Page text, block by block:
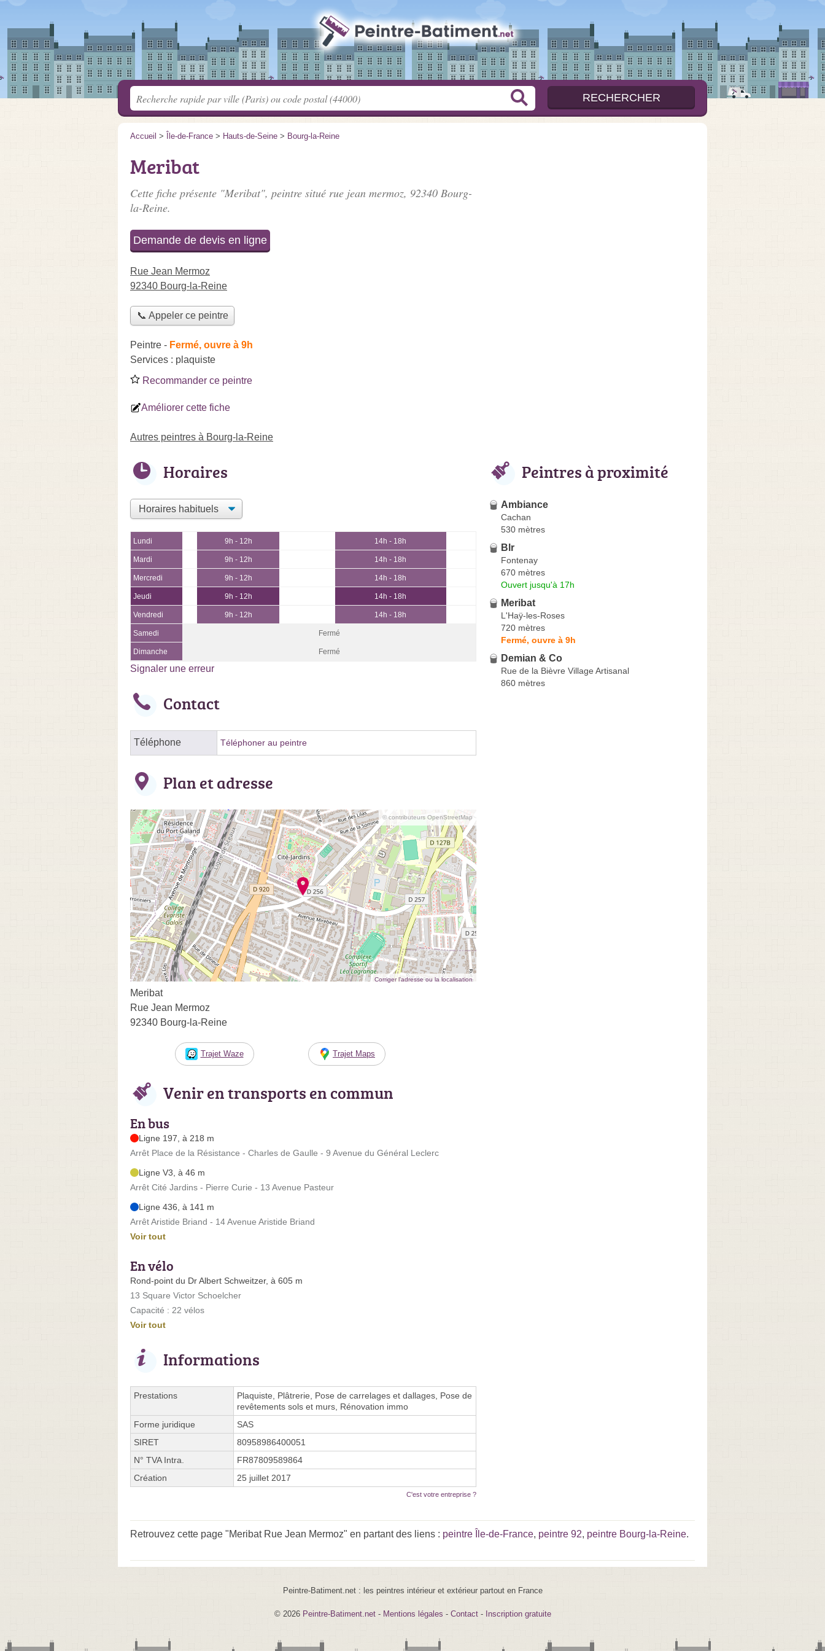
Accueil > Île-de-France > Hauts-de-Seine > Bourg-la-Reine
Meribat
Cette fiche présente "Meribat", peintre situé rue jean mermoz, 92340 Bourg-
la-Reine.
Demande de devis en ligne
Rue Jean Mermoz
92340 Bourg-la-Reine
📞 Appeler ce peintre
Peintre - Fermé, ouvre à 9h
Services : plaquiste
Recommander ce peintre
Améliorer cette fiche
Autres peintres à Bourg-la-Reine
Horaires
Lundi 9h - 12h 14h - 18h
Mardi 9h - 12h 14h - 18h
Mercredi 9h - 12h 14h - 18h
Jeudi 9h - 12h 14h - 18h
Vendredi 9h - 12h 14h - 18h
Samedi Fermé
Dimanche Fermé
Signaler une erreur
Contact
Téléphone Téléphoner au peintre
Plan et adresse
© contributeurs OpenStreetMap
Corriger l’adresse ou la localisation
Meribat
Rue Jean Mermoz
92340 Bourg-la-Reine
Trajet Waze Trajet Maps
Venir en transports en commun
En bus
Ligne 197, à 218 m
Arrêt Place de la Résistance - Charles de Gaulle - 9 Avenue du Général Leclerc
Ligne V3, à 46 m
Arrêt Cité Jardins - Pierre Curie - 13 Avenue Pasteur
Ligne 436, à 141 m
Arrêt Aristide Briand - 14 Avenue Aristide Briand
Voir tout
En vélo
Rond-point du Dr Albert Schweitzer, à 605 m
13 Square Victor Schoelcher
Capacité : 22 vélos
Voir tout
Informations
Prestations
Plaquiste, Plâtrerie, Pose de carrelages et dallages, Pose de
revêtements sols et murs, Rénovation immo
Forme juridique
SAS
SIRET
80958986400051
N° TVA Intra.
FR87809589864
Création
25 juillet 2017
C'est votre entreprise ?
Peintres à proximité
Ambiance
Cachan
530 mètres
Blr
Fontenay
670 mètres
Ouvert jusqu'à 17h
Meribat
L'Haÿ-les-Roses
720 mètres
Fermé, ouvre à 9h
Demian & Co
Rue de la Bièvre Village Artisanal
860 mètres
Retrouvez cette page "Meribat Rue Jean Mermoz" en partant des liens : peintre Île-de-France, peintre 92, peintre Bourg-la-Reine.
Peintre-Batiment.net : les peintres intérieur et extérieur partout en France
© 2026 Peintre-Batiment.net - Mentions légales - Contact- Inscription gratuite